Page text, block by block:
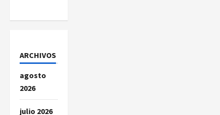
t
a
d
a
ARCHIVOS
agosto
2026
julio 2026